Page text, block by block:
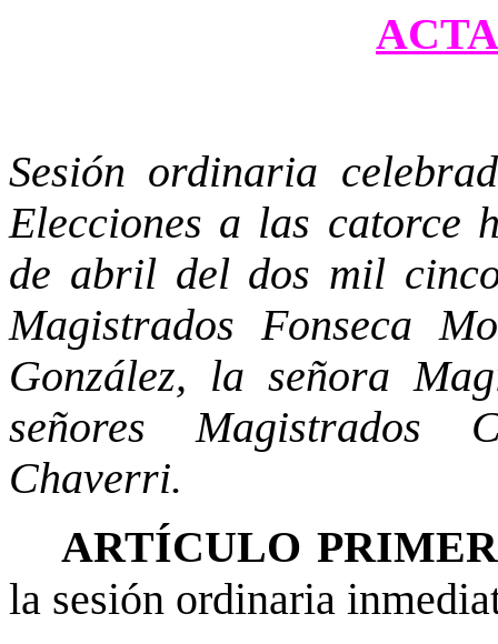
ACTA
Sesión ordinaria
Elecciones a las catorce
de abril del dos mil
Magistrados Fonseca
González, la señora
señores Magistrados
Chaverri.
ARTÍCULO
la sesión ordinaria